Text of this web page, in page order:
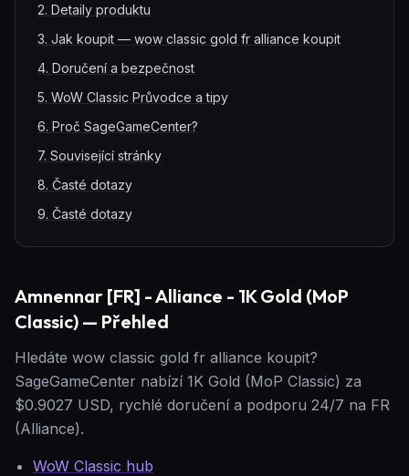
2. Detaily produktu
3. Jak koupit — wow classic gold fr alliance koupit
4. Doručení a bezpečnost
5. WoW Classic Průvodce a tipy
6. Proč SageGameCenter?
7. Související stránky
8. Časté dotazy
9. Časté dotazy
Amnennar [FR] - Alliance - 1K Gold (MoP
Classic) — Přehled
Hledáte wow classic gold fr alliance koupit?
SageGameCenter nabízí 1K Gold (MoP Classic) za
$0.9027 USD, rychlé doručení a podporu 24/7 na FR
(Alliance).
WoW Classic hub